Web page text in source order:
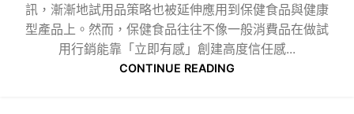
訊，漸漸地試用品策略也被延伸應用到保健食品與健康
型產品上。然而，保健食品往往不像一般消費品在做試
用行銷能靠「立即有感」創建高度信任感...
CONTINUE READING